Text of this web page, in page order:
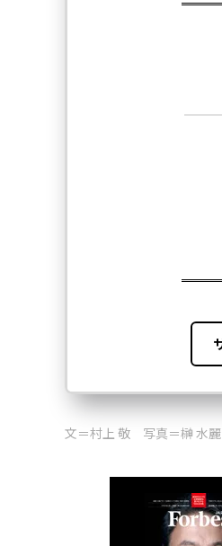
文＝村上 敬 写真＝榊 水麗